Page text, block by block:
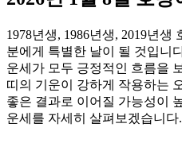
1978년생, 1986년생, 2019년
분에게 특별한 날이 될 것입니
운세가 모두 긍정적인 흐름을
띠의 기운이 강하게 작용하는
좋은 결과로 이어질 가능성이
운세를 자세히 살펴보겠습니다.